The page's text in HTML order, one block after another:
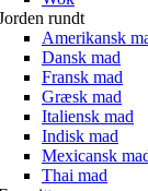
rundt
Amerikansk
Dansk mad
Fransk mad
Græsk mad
Italiensk mad
Indisk mad
Mexicansk
Thai mad